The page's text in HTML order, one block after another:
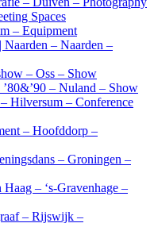
Spaces
– Equipment
Naarden – Naarden –
– Oss – Show
– Nuland – Show
Hilversum – Conference
– Hoofddorp –
– Groningen –
– ‘s-Gravenhage –
– Rijswijk –